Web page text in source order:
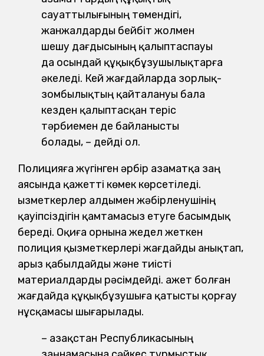
сауаттылығының төмендігі,
жанжалдарды бейбіт жолмен
шешу дағдысының қалыптаспауы
да осындай құқықбұзушылықтарға
әкеледі. Кей жағдайларда зорлық-
зомбылықтың қайталануы бала
кезден қалыптасқан теріс
тәрбиемен де байланысты
болады, – дейді ол.
Полицияға жүгінген әрбір азаматқа заң
аясында қажетті көмек көрсетіледі.
Қызметкерлер алдымен жәбірленушінің
қауіпсіздігін қамтамасыз етуге басымдық
береді. Оқиға орнына жедел жеткен
полиция қызметкерлері жағдайды анықтап,
арыз қабылдайды және тиісті
материалдарды рәсімдейді. Қажет болған
жағдайда құқықбұзушыға қатысты қорғау
нұсқамасы шығарылады.
– Қазақстан Республикасының